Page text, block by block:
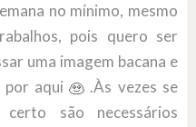
no mínimo, mesmo
pois quero ser
uma imagem bacana e
por aqui
.Às vezes se
são necessários